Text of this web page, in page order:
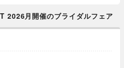
月開催のブライダルフェア